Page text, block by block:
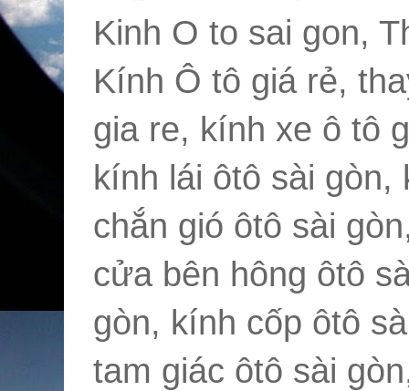
Kinh O to sai gon,
Kính Ô tô giá rẻ,
gia re, kính xe ô tô
kính lái ôtô sài
chắn gió ôtô sài
cửa bên hông ôtô
gòn, kính cốp ôtô
tam giác ôtô sài